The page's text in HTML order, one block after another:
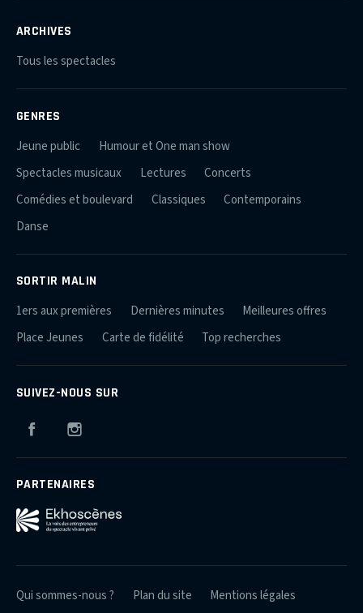
ARCHIVES
Tous les spectacles
GENRES
Jeune public
Humour et One man show
Spectacles musicaux
Lectures
Concerts
Comédies et boulevard
Classiques
Contemporains
Danse
SORTIR MALIN
1ers aux premières Dernières minutes
Meilleures offres
Place Jeunes
Carte de fidélité Top recherches
SUIVEZ-NOUS SUR
Facebook
PARTENAIRES
Qui sommes-nous ? Plan du site Mentions légales